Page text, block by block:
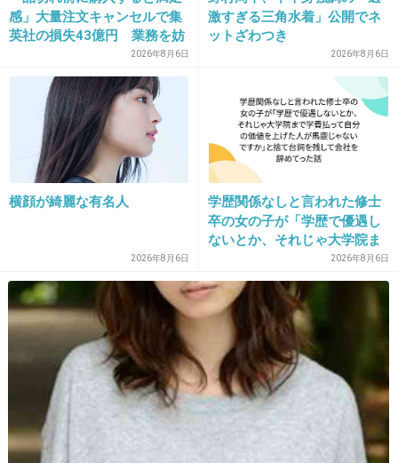
暑い時期は凍らせた牛乳でフラペチーノもどき作って飲ん
オレオ混ぜ込んでクッキークリーム風にしたり業務スーパ
ーのホイップ缶とチョコレートシロップやキャラメルシロ
ップ使うと結構それっぽくなっておいしい
+6 -1
餃子の王将の天津飯の甘酢あんが好きで
色んなレシピを参考に少しずつ調整して再現出来た
+0
24. 匿名2026/06/03(水) 21:41:41
びっくりドンキーのハンバーグは再現レシピあって作って
感」大量注文キャンセルで集
英社の損失43億円 業務を妨
害した疑いで32歳女を逮捕
2026年8月6日
激すぎる三角水着」公開でネ
ットざわつき
2026年8月6日
横顔が綺麗な有名人
2026年8月6日
学歴関係なしと言われた修士
卒の女の子が「学歴で優遇し
ないとか、それじゃ大学院ま
で学費払って自分の価値を上
げた人が馬鹿じゃないです
か」と捨て台詞を残し会社を
辞めてった
2026年8月6日